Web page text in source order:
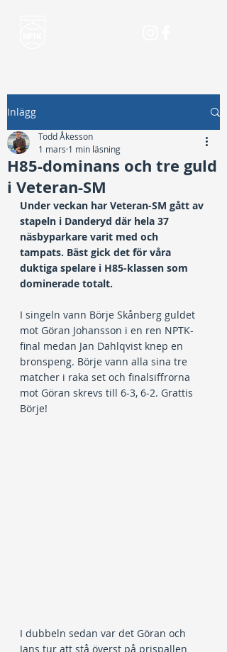
Inlägg
H85-dominans och tre guld
i Veteran-SM
Todd Åkesson
1 mars 1 min läsning
Under veckan har Veteran-SM gått av
stapeln i Danderyd där hela 37
näsbyparkare varit med och
tampats. Bäst gick det för våra
duktiga spelare i H85-klassen som
dominerade totalt.
I singeln vann Börje Skånberg guldet
mot Göran Johansson i en ren NPTK-
final medan Jan Dahlqvist knep en
bronspeng. Börje vann alla sina tre
matcher i raka set och finalsiffrorna
mot Göran skrevs till 6-3, 6-2. Grattis
Börje!
I dubbeln sedan var det Göran och
Jans tur att stå överst på prispallen